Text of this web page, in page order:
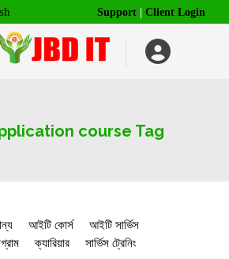
Support Client Login
course Tag
আইটি কোর্স
আইটি সার্ভিস
ক্যারিয়ার সার্ভিস ট্রেনিং